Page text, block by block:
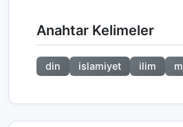
Anahtar Kelimeler
din islamiyet ilim